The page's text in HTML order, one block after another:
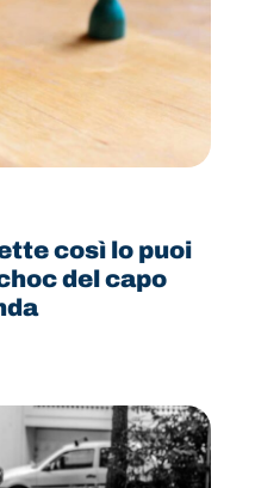
così lo puoi
del capo